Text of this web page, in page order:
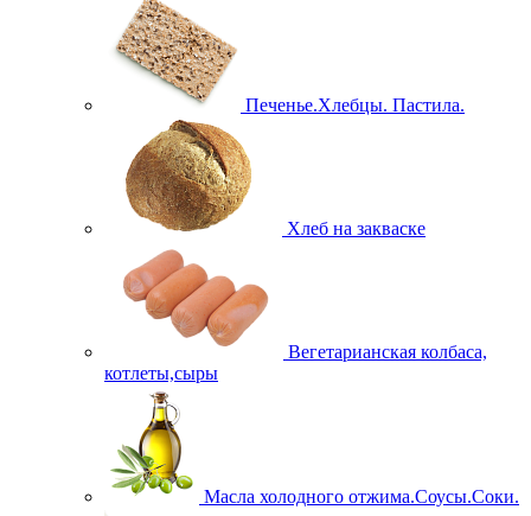
Печенье.Хлебцы. Пастила.
Хлеб на закваске
Вегетарианская колбаса,
котлеты,сыры
Масла холодного отжима.Соусы.Соки.